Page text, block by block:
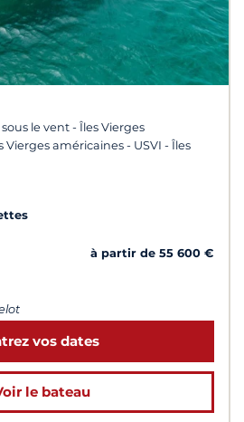
le vent - Îles Vierges
américaines - USVI - Îles
à partir de 55 600 €
vos dates
le bateau